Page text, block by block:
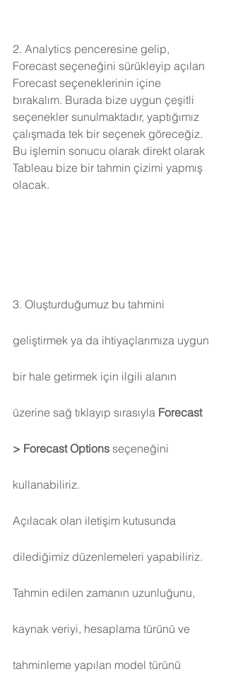
2. Analytics penceresine gelip,
Forecast seçeneğini sürükleyip açılan
Forecast seçeneklerinin içine
bırakalım. Burada bize uygun çeşitli
seçenekler sunulmaktadır, yaptığımız
çalışmada tek bir seçenek göreceğiz.
Bu işlemin sonucu olarak direkt olarak
Tableau bize bir tahmin çizimi yapmış
olacak.
3. Oluşturduğumuz bu tahmini
geliştirmek ya da ihtiyaçlarımıza uygun
bir hale getirmek için ilgili alanın
üzerine sağ tıklayıp sırasıyla Forecast
> Forecast Options seçeneğini
kullanabiliriz.
Açılacak olan iletişim kutusunda
dilediğimiz düzenlemeleri yapabiliriz.
Tahmin edilen zamanın uzunluğunu,
kaynak veriyi, hesaplama türünü ve
tahminleme yapılan model türünü